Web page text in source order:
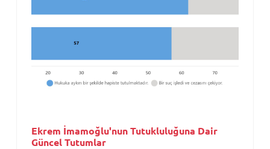
Ekrem İmamoğlu'nun Tutukluluğuna Dair
Güncel Tutumlar